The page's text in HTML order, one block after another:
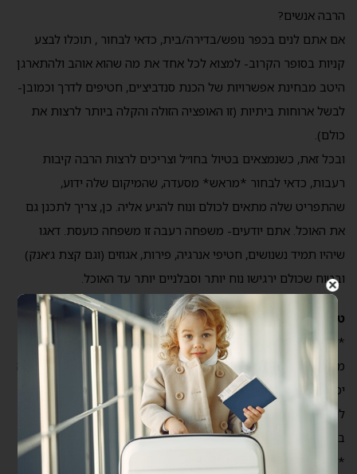
הרבה אנשים?
אם אתם לנים בכפר נופש/בדירה/בית, כדאי לבחור , תוכלו לבצע
קניות בסופר הקרוב- למצוא לכל אחד את מה שהוא אוהב ולהתארגן
היטב מבחינת אפשרויות של הכנת סנדביצ׳ים, חטיפים לדרך וכמובן-
לבשל ארוחות ביתיות (זו האופציה הזולה והקלה ביותר לרצות את
כולם).
ובכל זאת, כשנמצאים בטיול בחו״ל וצריכים לרצות הרבה קיבות
רעבות, כדאי לבחור *מראש* מסעדה, שהמיקום שלה ידוע,
שהתפריט שלה מתאים לכולם ונוח להגיע אליה. כן, צריך לתכנן גם
את האוכל. אתם יודעים- משפחה רעבה זו משפחה כועסת. דאגו
שיהיו תמיד נשנושים, חטיפי אנרגיה, פירות, אגוזים (וגם קצת ג׳אנק)
ובטוח שכולם ירגישו נוח יותר וסבלניים יותר עד האוכל.
טיפים נוספים לטיול בחו״ל למשפחות גדולות:
* נסו לרכוש מראש כרטיסים קבוצתיים לאטרקציות שונות. לכל
מקום הגדרה משלו לכמה אנשים מהווים ״קבוצה״, שווה לבדוק אם זה
יכול להוזיל כניסות לפארקים/מוזיאונים/אטרקציות שונות. כמו כן,
לילדים/תלמידים/סטודנטים/פנסיונרים בדרך כלל יש מגוון הנחות
באטרקציות.
* בכרטיסים יומיים/שבועיים של תחבורה ציבורית יש מגוון הנחות